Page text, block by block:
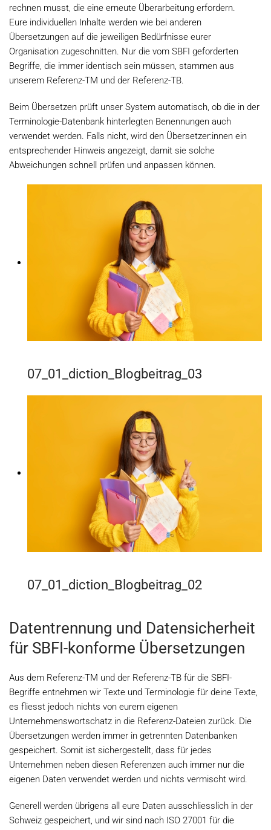
rechnen musst, die eine erneute Überarbeitung erfordern.
Eure individuellen Inhalte werden wie bei anderen
Übersetzungen auf die jeweiligen Bedürfnisse eurer
Organisation zugeschnitten. Nur die vom SBFI geforderten
Begriffe, die immer identisch sein müssen, stammen aus
unserem Referenz-TM und der Referenz-TB.
Beim Übersetzen prüft unser System automatisch, ob die in der
Terminologie-Datenbank hinterlegten Benennungen auch
verwendet werden. Falls nicht, wird den Übersetzer:innen ein
entsprechender Hinweis angezeigt, damit sie solche
Abweichungen schnell prüfen und anpassen können.
07_01_diction_Blogbeitrag_03
07_01_diction_Blogbeitrag_02
Datentrennung und Datensicherheit
für SBFI-konforme Übersetzungen
Aus dem Referenz-TM und der Referenz-TB für die SBFI-
Begriffe entnehmen wir Texte und Terminologie für deine Texte,
es fliesst jedoch nichts von eurem eigenen
Unternehmenswortschatz in die Referenz-Dateien zurück. Die
Übersetzungen werden immer in getrennten Datenbanken
gespeichert. Somit ist sichergestellt, dass für jedes
Unternehmen neben diesen Referenzen auch immer nur die
eigenen Daten verwendet werden und nichts vermischt wird.
Generell werden übrigens all eure Daten ausschliesslich in der
Schweiz gespeichert, und wir sind nach ISO 27001 für die